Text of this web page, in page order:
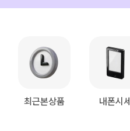
최근본상품 내폰시세